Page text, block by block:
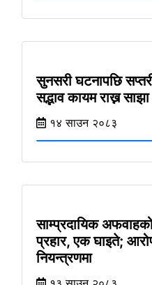
सुनसरी घटनापछि
सद्भाव कायम राख्न साझा
१४ साउन २०८३
साम्प्रदायिक
प्रहार, एक घाइते;
नियन्त्रणमा